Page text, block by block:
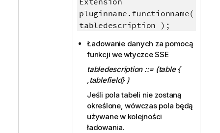
pluginname.functionname(
tabledescription );
Ładowanie danych za pomocą
funkcji we wtyczce SSE
tabledescription ::= (table {
,tablefield} )
Jeśli pola tabeli nie zostaną
określone, wówczas pola będą
używane w kolejności
ładowania.